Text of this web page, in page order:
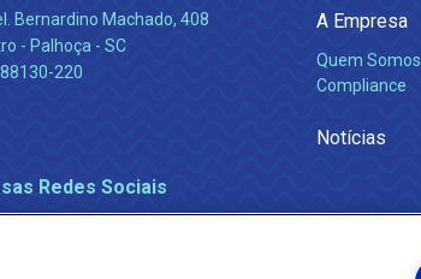
Bernardino Machado, 408
- Palhoça - SC
220
Redes Sociais
A Empresa
Quem Somos
Compliance
Notícias